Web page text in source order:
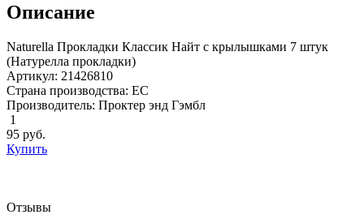
Описание
Naturella Прокладки Классик Найт с крылышками 7 штук
(Натурелла прокладки)
Артикул: 21426810
Страна производства: ЕС
Производитель: Проктер энд Гэмбл
1
95 руб.
Купить
Отзывы